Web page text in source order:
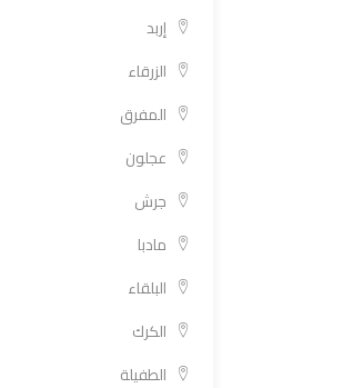
إربد
الزرقاء
المفرق
عجلون
جرش
مادبا
البلقاء
الكرك
الطفيلة